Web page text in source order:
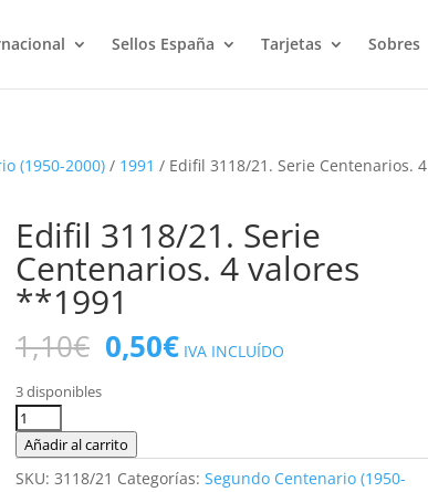
Sellos España Tarjetas Sobres
(1950-2000) / 1991 / Edifil 3118/21. Serie Centenarios. 4
Edifil 3118/21. Serie
Centenarios. 4 valores
**1991
1,10€ El
precio
era:
1,10€.
0,50€El
precio
IVA INCLUÍDO
3 disponibles
Edifil
3118/21.
Añadir al carrito
SKU:3118/21 Categorías:Segundo Centenario (1950-